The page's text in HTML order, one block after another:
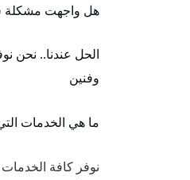
هل واجهت مشكلة
الحل عندنا.. نحن
وفنين
ما هي الخدمات
نوفر كافة الخدمات